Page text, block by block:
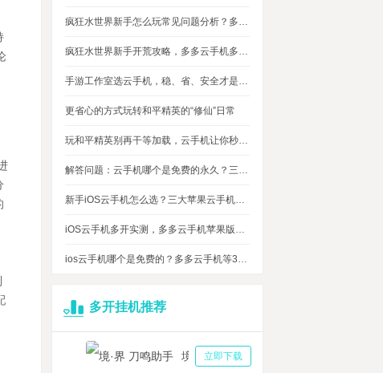
疯狂水世界新手怎么玩常见问题分析？多多云手机多开托管挂机升级打怪
疯狂水世界新手开荒攻略，多多云手机多开托管，自动搞定海量重复日常快速升级
手游工作室选云手机，稳、省、安全才是实在考量
更省心的方式玩转和平精英的“修仙”日常
玩和平精英别再干等加载，云手机让你秒玩游戏进战场
解答问题：云手机哪个是免费的永久？三大免费永久正版云手机对比
新手iOS云手机怎么选？三大苹果云手机知名品牌性能对比测评
iOS云手机多开实测，多多云手机苹果版最多可同时运行多少台？
ios云手机哪个是免费的？多多云手机等3大品牌对比测评，告诉你免费ios云手机的真相
多开挂机推荐
立即下载